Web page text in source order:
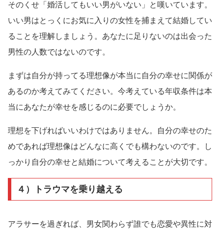
そのくせ「婚活してもいい男がいない」と嘆いています。
いい男はとっくにお気に入りの女性を捕まえて結婚してい
ることを理解しましょう。あなたに足りないのは出会った
男性の人数ではないのです。
まずは自分が持ってる理想像が本当に自分の幸せに関係が
あるのか考えてみてください。今考えている年収条件は本
当にあなたが幸せを感じるのに必要でしょうか。
理想を下げればいいわけではありません。自分の幸せのた
めであれば理想像はどんなに高くでも構わないのです。し
っかり自分の幸せと結婚について考えることが大切です。
４）トラウマを乗り越える
アラサーを過ぎれば、男女関わらず誰でも恋愛や異性に対